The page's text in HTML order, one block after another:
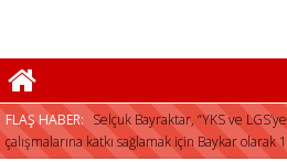
FLAŞ HABER: Selçuk Bayraktar, “YKS ve
çalışmalarına katkı sağlamak için Baykar olarak